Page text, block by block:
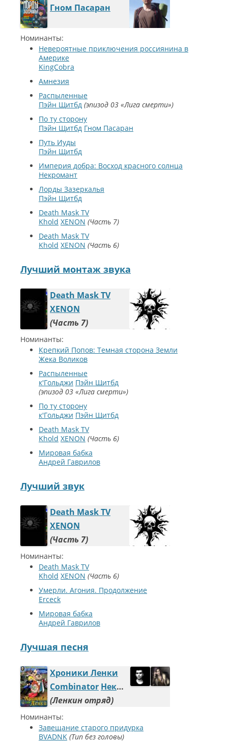
Гном Пасаран
Номинанты:
Невероятные приключения россиянина в
Америке
KingCobra
Амнезия
Распыленные
Пэйн Щитбд эпизод 03 «Лига смерти»
По ту сторону
Пэйн Щитбд Гном Пасаран
Путь Иуды
Пэйн Щитбд
Империя добра: Восход красного солнца
Некромант
Лорды Зазеркалья
Пэйн Щитбд
Death Mask TV
Khold XENON Часть 7
Death Mask TV
Khold XENON Часть 6
Лучший монтаж звука
Death Mask TV
XENON
Часть 7
Номинанты:
Крепкий Попов: Темная сторона Земли
Жека Воликов
Распыленные
к'Гольджи Пэйн Щитбд
эпизод 03 «Лига смерти»
По ту сторону
к'Гольджи Пэйн Щитбд
Death Mask TV
Khold XENON Часть 6
Мировая бабка
Андрей Гаврилов
Лучший звук
Death Mask TV
XENON
Часть 7
Номинанты:
Death Mask TV
Khold XENON Часть 6
Умерли. Агония. Продолжение
Erceck
Мировая бабка
Андрей Гаврилов
Лучшая песня
Хроники Ленки
Combinator Некромант
Ленкин отряд
Номинанты:
Завещание старого придурка
BVADNK Тип без головы